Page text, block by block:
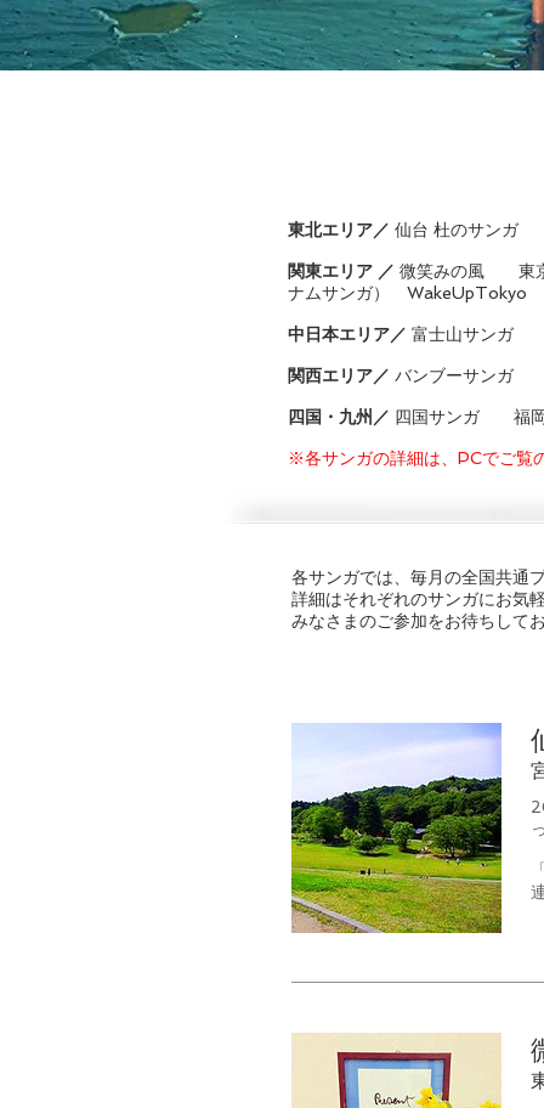
東北エリア／ 仙台 杜のサン
関東エリア ／ 微笑みの風
東
ナムサンガ）
WakeUpTokyo
中日本エリア／ 富士山サンガ
関西エリア／ バンブーサンガ
四国・九州／ 四国サンガ 福
​※各サンガの詳細は、PCでご覧
各サンガでは、毎月の全国共通
詳細はそれぞれのサンガにお気
みなさまのご参加をお待ちして